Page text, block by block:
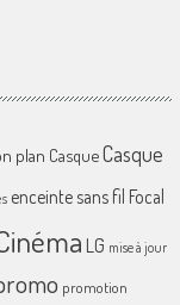
plan CasqueCasque
enceinte sans fil Focal
LG mise à jour
promotion